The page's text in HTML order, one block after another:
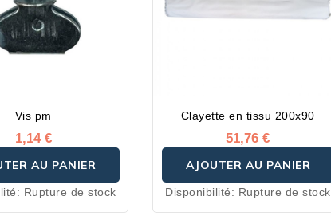
Vis pm
1,14 €
AU PANIER
Rupture de stock
Clayette en tissu 200x90
51,76 €
AJOUTER AU PANIER
Disponibilité: Rupture de stock